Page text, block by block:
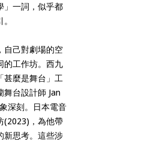
」一詞，似乎都
自己對劇場的空
的工作坊。西九
甚麼是舞台」工
舞台設計師 Jan
深刻。日本電音
(2023)，為他帶
新思考。這些涉